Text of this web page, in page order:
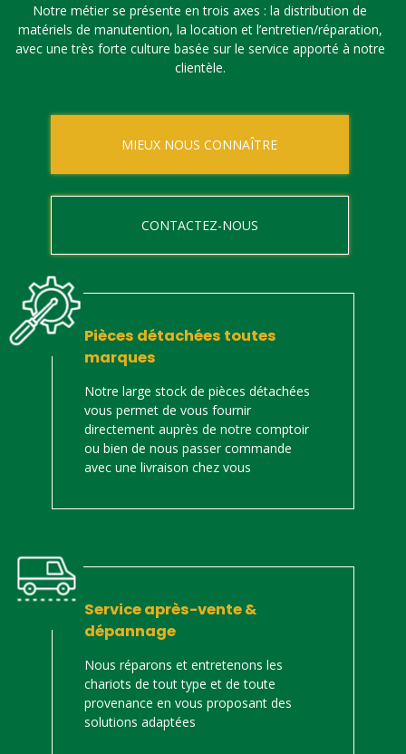
Notre métier se présente en trois axes : la distribution de
matériels de manutention, la location et l’entretien/réparation,
avec une très forte culture basée sur le service apporté à notre
clientèle.
MIEUX NOUS CONNAÎTRE
CONTACTEZ-NOUS
Pièces détachées toutes
marques
Notre large stock de pièces détachées
vous permet de vous fournir
directement auprès de notre comptoir
ou bien de nous passer commande
avec une livraison chez vous
Service après-vente &
dépannage
Nous réparons et entretenons les
chariots de tout type et de toute
provenance en vous proposant des
solutions adaptées